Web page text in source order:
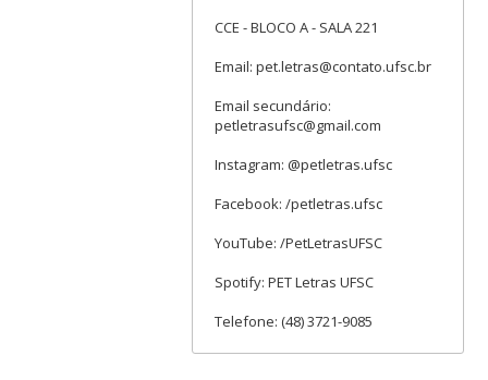
CCE - BLOCO A - SALA 221
Email: pet.letras@contato.ufsc.br
Email secundário:
petletrasufsc@gmail.com
Instagram: @petletras.ufsc
Facebook: /petletras.ufsc
YouTube: /PetLetrasUFSC
Spotify: PET Letras UFSC
Telefone: (48) 3721-9085